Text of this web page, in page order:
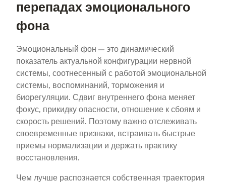
перепадах эмоционального
фона
Эмоциональный фон — это динамический
показатель актуальной конфигурации нервной
системы, соотнесенный с работой эмоциональной
системы, воспоминаний, торможения и
биорегуляции. Сдвиг внутреннего фона меняет
фокус, прикидку опасности, отношение к сбоям и
скорость решений. Поэтому важно отслеживать
своевременные признаки, встраивать быстрые
приемы нормализации и держать практику
восстановления.
Чем лучше распознается собственная траектория